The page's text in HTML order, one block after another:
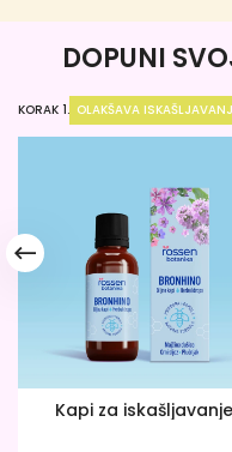
DOPUNI
KORAK 1. OLAKŠAVA
Kapi za iskašljavanje